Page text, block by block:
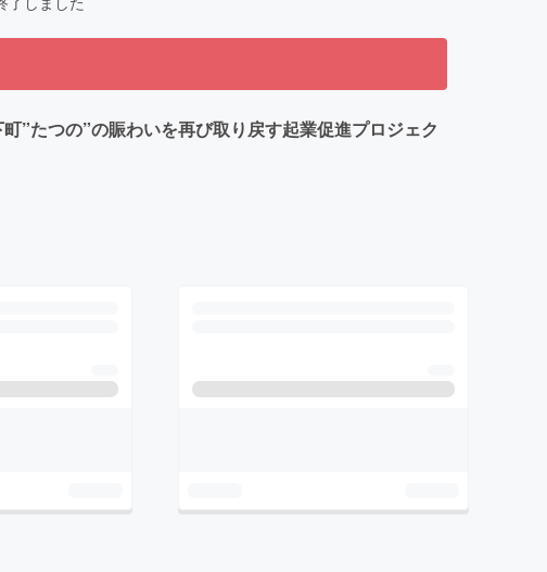
”たつの”の賑わいを再び取り戻す起業促進プロジェク